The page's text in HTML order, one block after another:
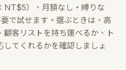
NT$5）、月額なし・縛りな
で試せます。選ぶときは、高
顧客リストを持ち運べるか、ト
してくれるかを確認しましょ